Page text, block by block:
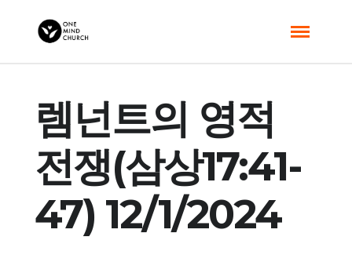
렘넌트의 영적
전쟁(삼상17:41-
47) 12/1/2024